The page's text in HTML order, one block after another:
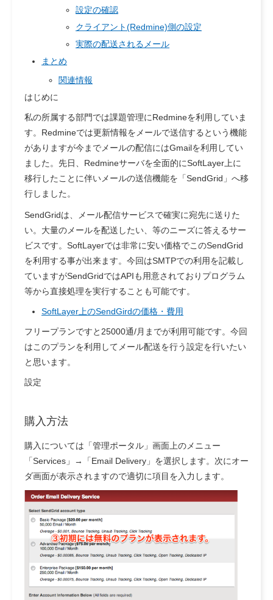
設定の確認
クライアント(Redmine)側の設定
実際の配送されるメール
まとめ
関連情報
はじめに
私の所属する部門では課題管理にRedmineを利用していま
す。Redmineでは更新情報をメールで送信するという機能
がありますが今までメールの配信にはGmailを利用してい
ました。先日、Redmineサーバを全面的にSoftLayer上に
移行したことに伴いメールの送信機能を「SendGrid」へ移
行しました。
SendGridは、メール配信サービスで確実に宛先に送りた
い。大量のメールを配送したい、等のニーズに答えるサー
ビスです。SoftLayerでは非常に安い価格でこのSendGrid
を利用する事が出来ます。今回はSMTPでの利用を記載し
ていますがSendGridではAPIも用意されておりプログラム
等から直接処理を実行することも可能です。
SoftLayer上のSendGirdの価格・費用
フリープランですと25000通/月までが利用可能です。今回
はこのプランを利用してメール配送を行う設定を行いたい
と思います。
設定
購入方法
購入については「管理ポータル」画面上のメニュー
「Services」→「Email Delivery」を選択します。次にオー
ダ画面が表示されますので適切に項目を入力します。